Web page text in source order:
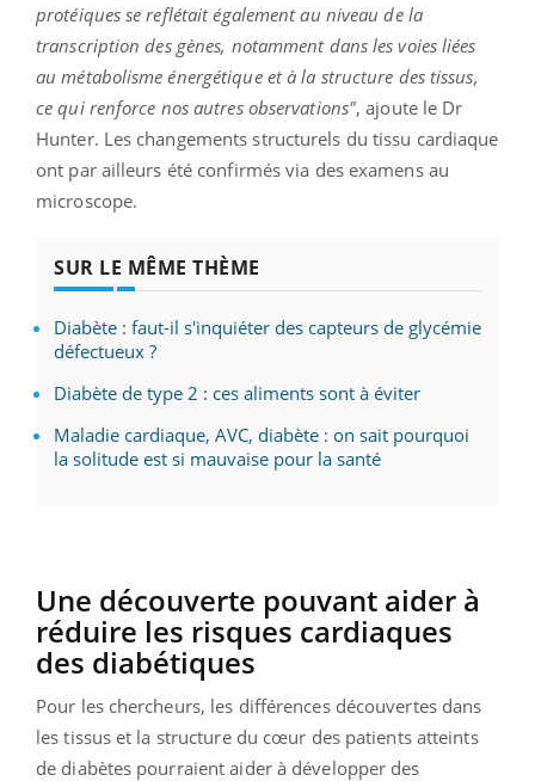
protéiques se reflétait également au niveau de la
transcription des gènes, notamment dans les voies liées
au métabolisme énergétique et à la structure des tissus,
ce qui renforce nos autres observations", ajoute le Dr
Hunter. Les changements structurels du tissu cardiaque
ont par ailleurs été confirmés via des examens au
microscope.
SUR LE MÊME THÈME
Diabète : faut-il s'inquiéter des capteurs de glycémie
défectueux ?
Diabète de type 2 : ces aliments sont à éviter
Maladie cardiaque, AVC, diabète : on sait pourquoi
la solitude est si mauvaise pour la santé
Une découverte pouvant aider à
réduire les risques cardiaques
des diabétiques
Pour les chercheurs, les différences découvertes dans
les tissus et la structure du cœur des patients atteints
de diabètes pourraient aider à développer des